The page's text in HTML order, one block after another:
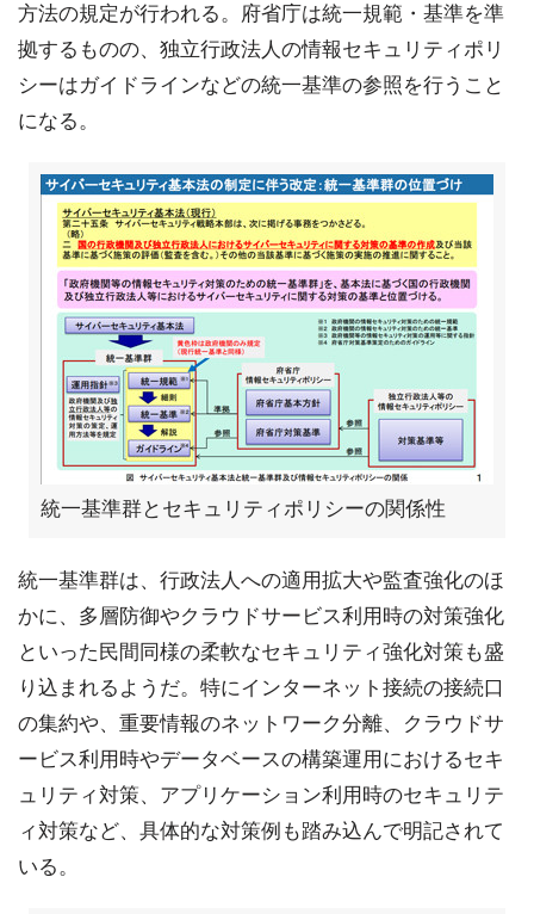
方法の規定が行われる。府省庁は統一規範・基準を準
拠するものの、独立行政法人の情報セキュリティポリ
シーはガイドラインなどの統一基準の参照を行うこと
になる。
統一基準群とセキュリティポリシーの関係性
統一基準群は、行政法人への適用拡大や監査強化のほ
かに、多層防御やクラウドサービス利用時の対策強化
といった民間同様の柔軟なセキュリティ強化対策も盛
り込まれるようだ。特にインターネット接続の接続口
の集約や、重要情報のネットワーク分離、クラウドサ
ービス利用時やデータベースの構築運用におけるセキ
ュリティ対策、アプリケーション利用時のセキュリテ
ィ対策など、具体的な対策例も踏み込んで明記されて
いる。